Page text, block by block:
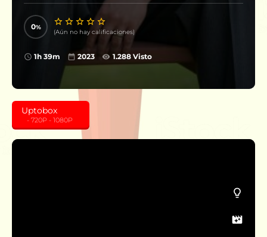
0
(Aún no hay calificaciones)
1h 39m 2023 1.288 Visto
Uptobox
‎ ‎ ‎ - 720P - 1080P